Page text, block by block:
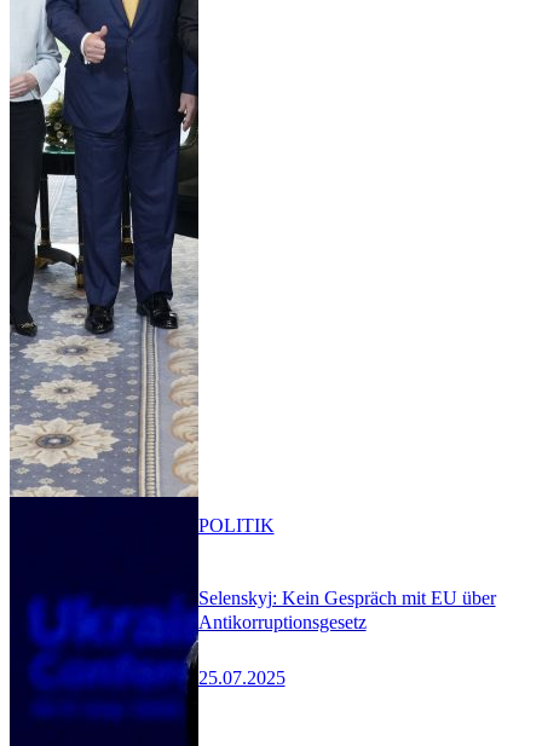
Selenskyj: Kein Gespräch mit EU über
Antikorruptionsgesetz
25.07.2025
POLITIK